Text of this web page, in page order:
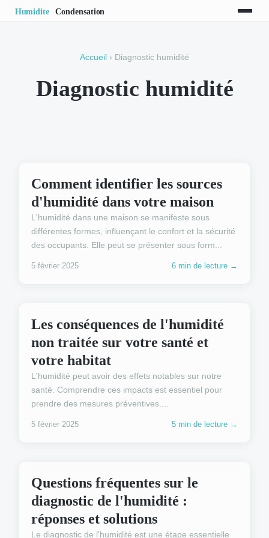
Accueil › Diagnostic humidité
Diagnostic humidité
DIAGNOSTIC HUMIDITÉ
Comment identifier les sources
d'humidité dans votre maison
L'humidité dans une maison se manifeste sous
différentes formes, influençant le confort et la sécurité
des occupants. Elle peut se présenter sous form...
5 février 2025 6 min de lecture →
DIAGNOSTIC HUMIDITÉ
Les conséquences de l'humidité
non traitée sur votre santé et
votre habitat
L'humidité peut avoir des effets notables sur notre
santé. Comprendre ces impacts est essentiel pour
prendre des mesures préventives....
5 février 2025 5 min de lecture →
DIAGNOSTIC HUMIDITÉ
Questions fréquentes sur le
diagnostic de l'humidité :
réponses et solutions
Le diagnostic de l'humidité est une étape essentielle